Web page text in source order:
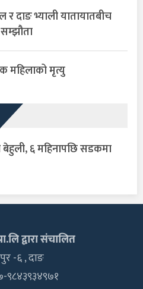
र दाङ भ्याली यातायातबीच
महिलाको मृत्यु
६ महिनापछि सडकमा
द्वारा संचालित
-६ , दाङ
९८४३९३४९७१